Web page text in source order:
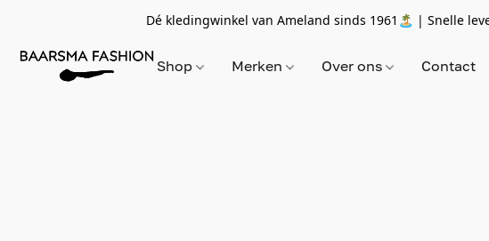
Dé kledingwinkel van Ameland sinds 1961🏝 | Snelle
Shop Merken Over ons Contact